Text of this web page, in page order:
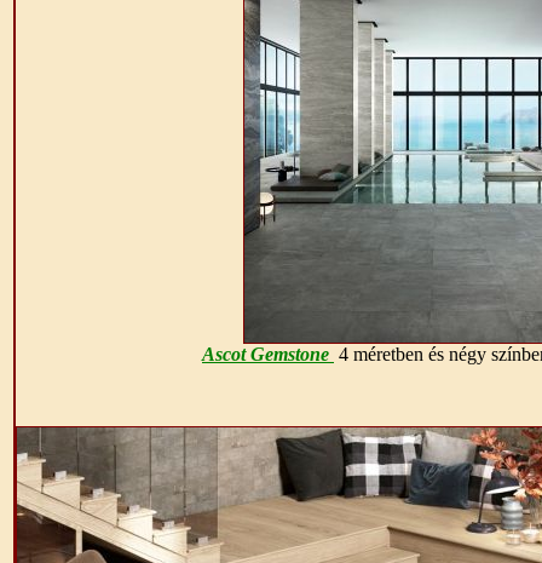
Ascot Gemstone 4 méretben és négy